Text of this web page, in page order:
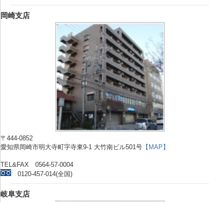
岡崎支店
〒444-0852
愛知県岡崎市明大寺町字寺東9-1 大竹南ビル501号 【MAP】
TEL&FAX 0564-57-0004
0120-457-014(全国)
岐阜支店